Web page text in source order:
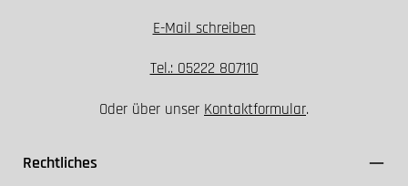
E-Mail schreiben
Tel.: 05222 807110
Oder über unser Kontaktformular.
Rechtliches